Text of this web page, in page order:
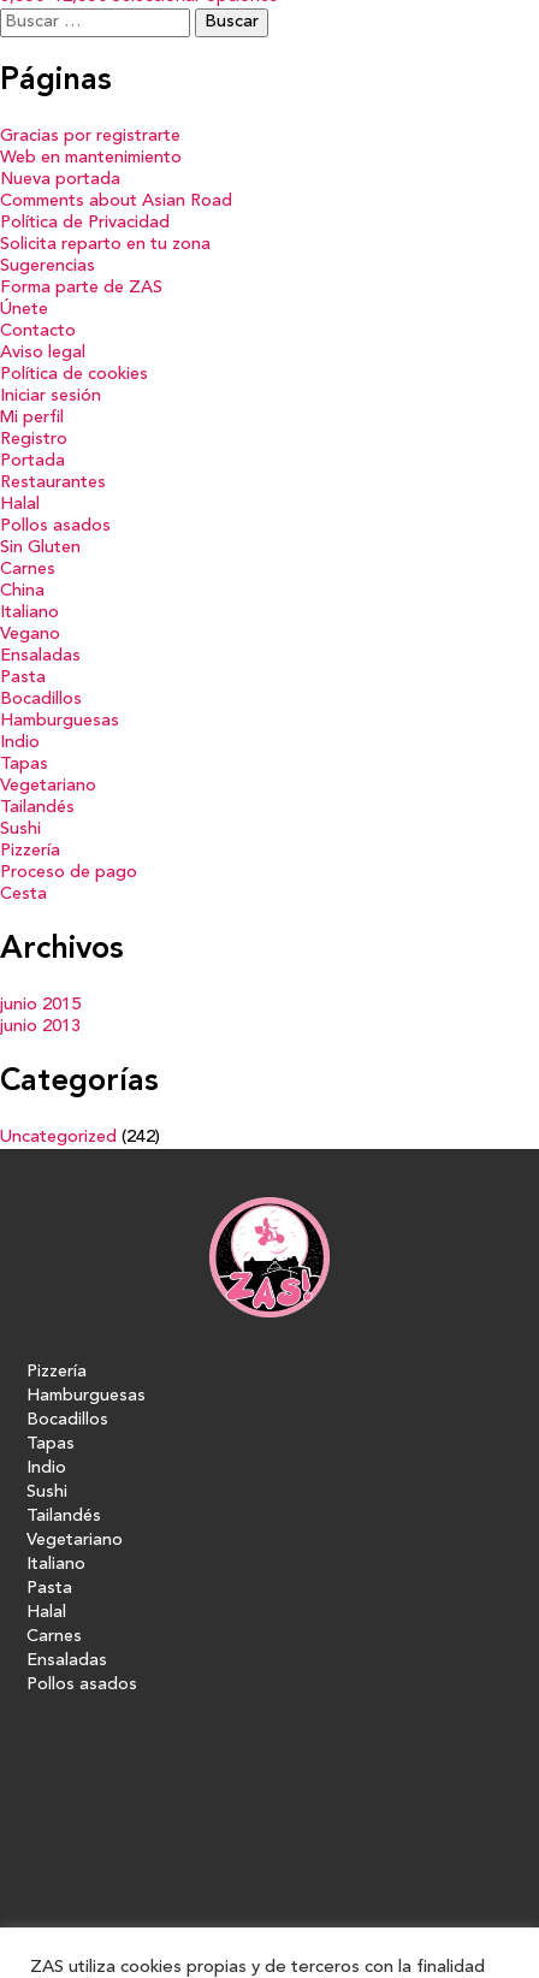
Buscar:
Páginas
Gracias por registrarte
Web en mantenimiento
Nueva portada
Comments about Asian Road
Política de Privacidad
Solicita reparto en tu zona
Sugerencias
Forma parte de ZAS
Únete
Contacto
Aviso legal
Política de cookies
Iniciar sesión
Mi perfil
Registro
Portada
Restaurantes
Halal
Pollos asados
Sin Gluten
Carnes
China
Italiano
Vegano
Ensaladas
Pasta
Bocadillos
Hamburguesas
Indio
Tapas
Vegetariano
Tailandés
Sushi
Pizzería
Proceso de pago
Cesta
Archivos
junio 2015
junio 2013
Categorías
Uncategorized (242)
Pizzería
Hamburguesas
Bocadillos
Tapas
Indio
Sushi
Tailandés
Vegetariano
Italiano
Pasta
Halal
Carnes
Ensaladas
Pollos asados
ZAS utiliza cookies propias y de terceros con la finalidad